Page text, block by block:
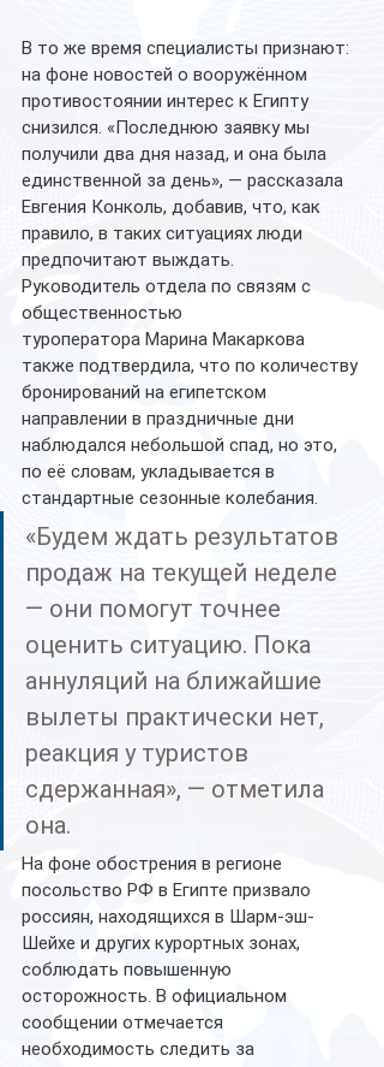
В то же время специалисты признают:
на фоне новостей о вооружённом
противостоянии интерес к Египту
снизился. «Последнюю заявку мы
получили два дня назад, и она была
единственной за день», — рассказала
Евгения Конколь, добавив, что, как
правило, в таких ситуациях люди
предпочитают выждать.
Руководитель отдела по связям с
общественностью
туроператора Марина Макаркова
также подтвердила, что по количеству
бронирований на египетском
направлении в праздничные дни
наблюдался небольшой спад, но это,
по её словам, укладывается в
стандартные сезонные колебания.
«Будем ждать результатов
продаж на текущей неделе
— они помогут точнее
оценить ситуацию. Пока
аннуляций на ближайшие
вылеты практически нет,
реакция у туристов
сдержанная», — отметила
она.
На фоне обострения в регионе
посольство РФ в Египте призвало
россиян, находящихся в Шарм-эш-
Шейхе и других курортных зонах,
соблюдать повышенную
осторожность. В официальном
сообщении отмечается
необходимость следить за